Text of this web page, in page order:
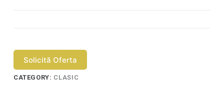
Solicită Oferta
CATEGORY: CLASIC